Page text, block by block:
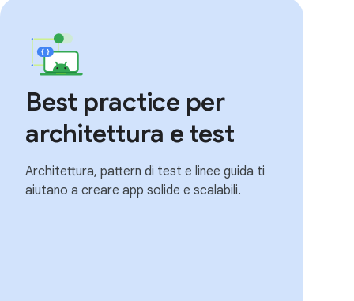
Best practice per
architettura e test
Architettura, pattern di test e linee guida ti
aiutano a creare app solide e scalabili.